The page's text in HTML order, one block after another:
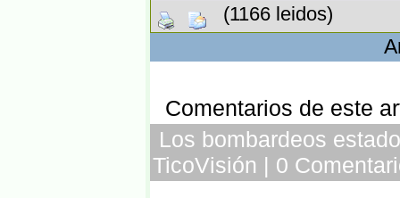
(1166 leidos)
Comentarios de este
Los bombardeos
TicoVisión | 0